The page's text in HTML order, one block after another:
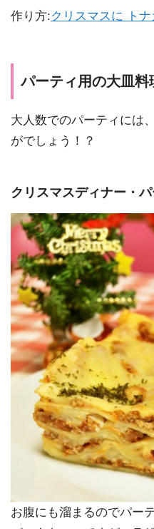
作り方:クリスマスに ト
パーティ用の大皿料
大人数でのパーティには
がでしょう！？
クリスマスディナー・
お腹にも溜まるのでパー